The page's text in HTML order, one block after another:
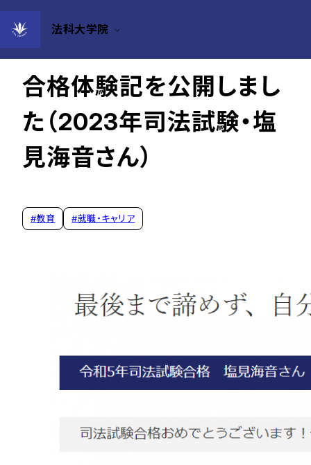
法科大学院
2024年01月16日
合格体験記を公開しまし
た（2023年司法試験・塩
見海音さん）
#教育 #就職・キャリア